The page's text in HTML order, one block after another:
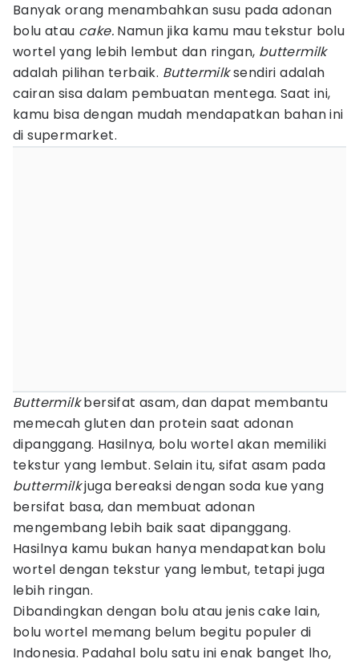
Banyak orang menambahkan susu pada adonan
bolu atau cake. Namun jika kamu mau tekstur bolu
wortel yang lebih lembut dan ringan, buttermilk
adalah pilihan terbaik. Buttermilksendiri adalah
cairan sisa dalam pembuatan mentega. Saat ini,
kamu bisa dengan mudah mendapatkan bahan ini
di supermarket.
Buttermilkbersifat asam, dan dapat membantu
memecah gluten dan protein saat adonan
dipanggang. Hasilnya, bolu wortel akan memiliki
tekstur yang lembut. Selain itu, sifat asam pada
buttermilkjuga bereaksi dengan soda kue yang
bersifat basa, dan membuat adonan
mengembang lebih baik saat dipanggang.
Hasilnya kamu bukan hanya mendapatkan bolu
wortel dengan tekstur yang lembut, tetapi juga
lebih ringan.
Dibandingkan dengan bolu atau jenis cake lain,
bolu wortel memang belum begitu populer di
Indonesia. Padahal bolu satu ini enak banget lho,